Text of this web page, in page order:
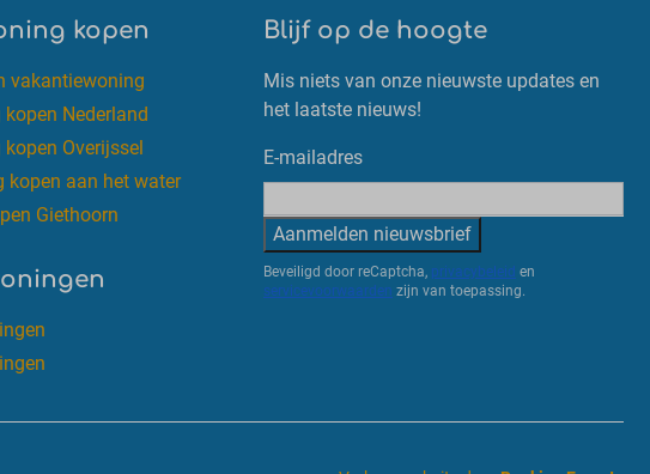
kopen
vakantiewoning
Nederland
Overijssel
kopen aan het water
Giethoorn
Blijf op de hoogte
Mis niets van onze nieuwste updates en
het laatste nieuws!
E-mailadres
Aanmelden nieuwsbrief
Beveiligd door reCaptcha, privacybeleid en
servicevoorwaarden zijn van toepassing.